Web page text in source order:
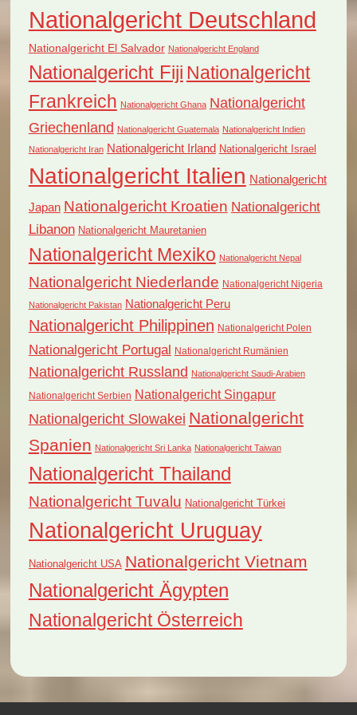
Nationalgericht Deutschland
Nationalgericht El Salvador Nationalgericht England
Nationalgericht Fiji Nationalgericht
Frankreich Nationalgericht Ghana Nationalgericht
Griechenland Nationalgericht Guatemala Nationalgericht Indien
Nationalgericht Iran Nationalgericht Irland Nationalgericht Israel
Nationalgericht Italien Nationalgericht
Japan Nationalgericht Kroatien Nationalgericht
Libanon Nationalgericht Mauretanien
Nationalgericht Mexiko Nationalgericht Nepal
Nationalgericht Niederlande Nationalgericht Nigeria
Nationalgericht Pakistan Nationalgericht Peru
Nationalgericht Philippinen Nationalgericht Polen
Nationalgericht Portugal Nationalgericht Rumänien
Nationalgericht Russland Nationalgericht Saudi-Arabien
Nationalgericht Serbien Nationalgericht Singapur
Nationalgericht Slowakei Nationalgericht
Spanien Nationalgericht Sri Lanka Nationalgericht Taiwan
Nationalgericht Thailand
Nationalgericht Tuvalu Nationalgericht Türkei
Nationalgericht Uruguay
Nationalgericht USA Nationalgericht Vietnam
Nationalgericht Ägypten
Nationalgericht Österreich